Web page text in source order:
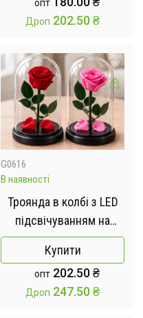
опт
Дроп 202.50₴
G0616
В наявності
Троянда в колбі з LED
підсвічуванням на
чорній підставці
Купити
опт 202.50₴
Дроп 247.50₴